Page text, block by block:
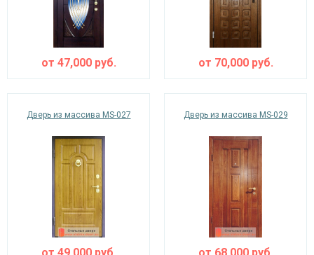
от 47,000руб. от 70,000руб.
Дверь из массива MS-027 Дверь из массива MS-029